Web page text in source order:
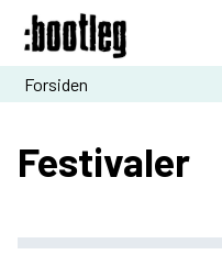
b
o
o
l
g
Du
her:
Forsiden
Festivaler